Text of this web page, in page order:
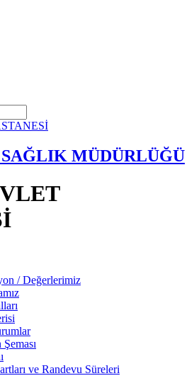
MÜDÜRLÜĞÜ
/ Değerlerimiz
ve Randevu Süreleri